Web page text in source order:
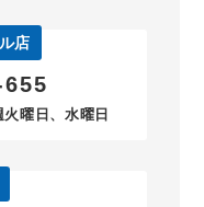
店
曜日、水曜日